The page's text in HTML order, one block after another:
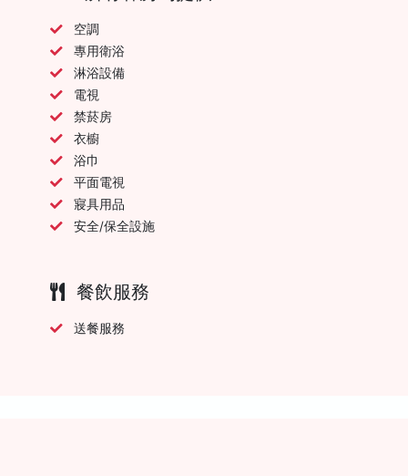
空調
專用衛浴
淋浴設備
電視
禁菸房
衣櫥
浴巾
平面電視
寢具用品
安全/保全設施
餐飲服務
送餐服務